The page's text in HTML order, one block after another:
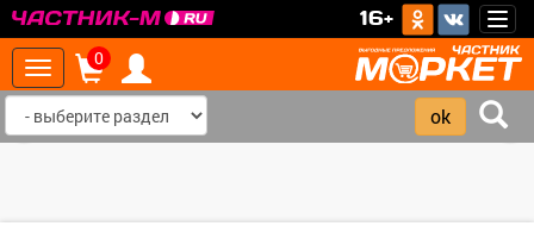
16+
Toggle
navigation
0
‹ ›